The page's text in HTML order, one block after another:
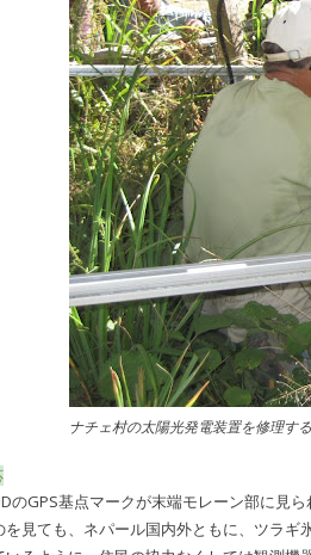
ナチェ村の太陽光発電装置を修理す
のGPS基点マークが末端モレーン部に見
見ても、ネパール国内外ともに、ツラ